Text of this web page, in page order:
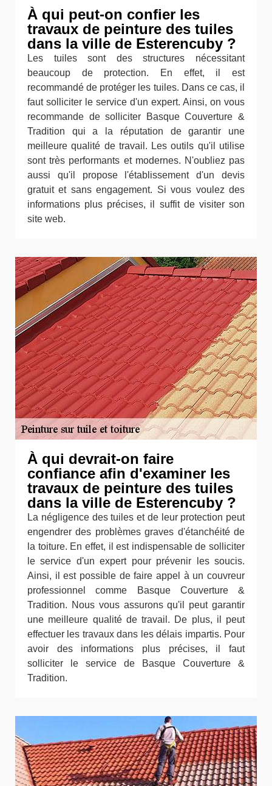
À qui peut-on confier les
travaux de peinture des tuiles
dans la ville de Esterencuby ?
Les tuiles sont des structures nécessitant
beaucoup de protection. En effet, il est
recommandé de protéger les tuiles. Dans ce cas, il
faut solliciter le service d'un expert. Ainsi, on vous
recommande de solliciter Basque Couverture &
Tradition qui a la réputation de garantir une
meilleure qualité de travail. Les outils qu'il utilise
sont très performants et modernes. N'oubliez pas
aussi qu'il propose l'établissement d'un devis
gratuit et sans engagement. Si vous voulez des
informations plus précises, il suffit de visiter son
site web.
À qui devrait-on faire
confiance afin d'examiner les
travaux de peinture des tuiles
dans la ville de Esterencuby ?
La négligence des tuiles et de leur protection peut
engendrer des problèmes graves d'étanchéité de
la toiture. En effet, il est indispensable de solliciter
le service d'un expert pour prévenir les soucis.
Ainsi, il est possible de faire appel à un couvreur
professionnel comme Basque Couverture &
Tradition. Nous vous assurons qu'il peut garantir
une meilleure qualité de travail. De plus, il peut
effectuer les travaux dans les délais impartis. Pour
avoir des informations plus précises, il faut
solliciter le service de Basque Couverture &
Tradition.